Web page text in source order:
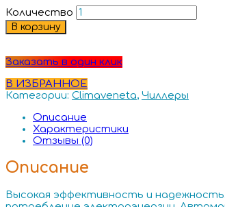
Количество
В корзину
Заказать в один клик
В ИЗБРАННОЕ
Категории: Climaveneta, Чиллеры
Описание
Характеристики
Отзывы (0)
Описание
Высокая эффективность и